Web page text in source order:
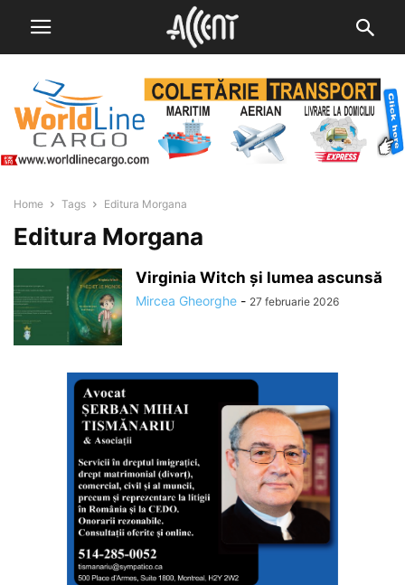
Home Tags Editura Morgana
Editura Morgana
Virginia Witch și lumea ascunsă
Mircea Gheorghe - 27 februarie 2026